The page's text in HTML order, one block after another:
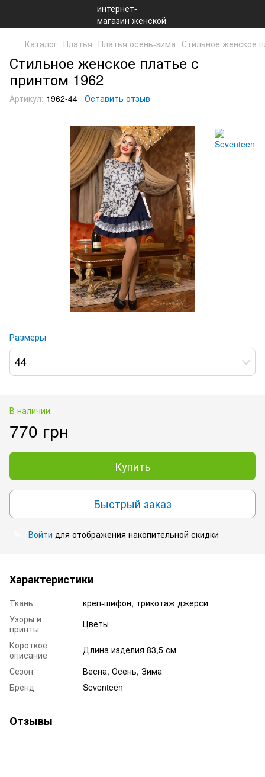
Каталог Платья Платья осень-зима Стильное женское
Стильное женское платье с
принтом 1962
Артикул: 1962-44 Оставить отзыв
Размеры
44
В наличии
770 грн
Купить
Быстрый заказ
Войти для отображения накопительной скидки
Характеристики
Ткань
креп-шифон, трикотаж джерси
Узоры и
принты
Цветы
Короткое
описание
Длина изделия 83,5 см
Сезон
Весна, Осень, Зима
Бренд
Seventeen
Отзывы